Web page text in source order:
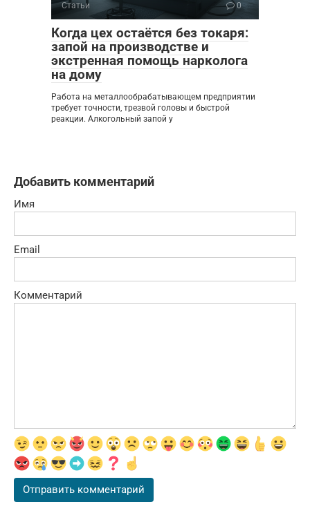
Статьи 0
Когда цех остаётся без токаря:
запой на производстве и
экстренная помощь нарколога
на дому
Работа на металлообрабатывающем предприятии
требует точности, трезвой головы и быстрой
реакции. Алкогольный запой у
Добавить комментарий
Имя
Email
Комментарий